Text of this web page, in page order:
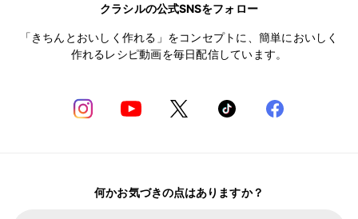
クラシルの公式SNSをフォロー
「きちんとおいしく作れる」をコンセプトに、簡単においしく
作れるレシピ動画を毎日配信しています。
何かお気づきの点はありますか？